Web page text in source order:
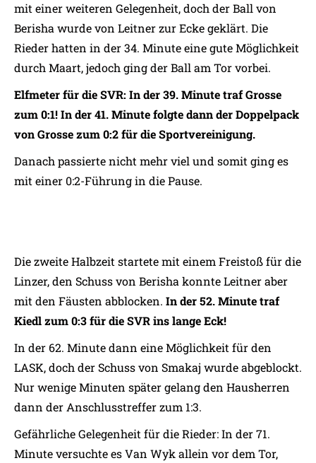
mit einer weiteren Gelegenheit, doch der Ball von
Berisha wurde von Leitner zur Ecke geklärt. Die
Rieder hatten in der 34. Minute eine gute Möglichkeit
durch Maart, jedoch ging der Ball am Tor vorbei.
Elfmeter für die SVR: In der 39. Minute traf Grosse
zum 0:1! In der 41. Minute folgte dann der Doppelpack
von Grosse zum 0:2 für die Sportvereinigung.
Danach passierte nicht mehr viel und somit ging es
mit einer 0:2-Führung in die Pause.
Die zweite Halbzeit startete mit einem Freistoß für die
Linzer, den Schuss von Berisha konnte Leitner aber
mit den Fäusten abblocken. In der 52. Minute traf
Kiedl zum 0:3 für die SVR ins lange Eck!
In der 62. Minute dann eine Möglichkeit für den
LASK, doch der Schuss von Smakaj wurde abgeblockt.
Nur wenige Minuten später gelang den Hausherren
dann der Anschlusstreffer zum 1:3.
Gefährliche Gelegenheit für die Rieder: In der 71.
Minute versuchte es Van Wyk allein vor dem Tor,